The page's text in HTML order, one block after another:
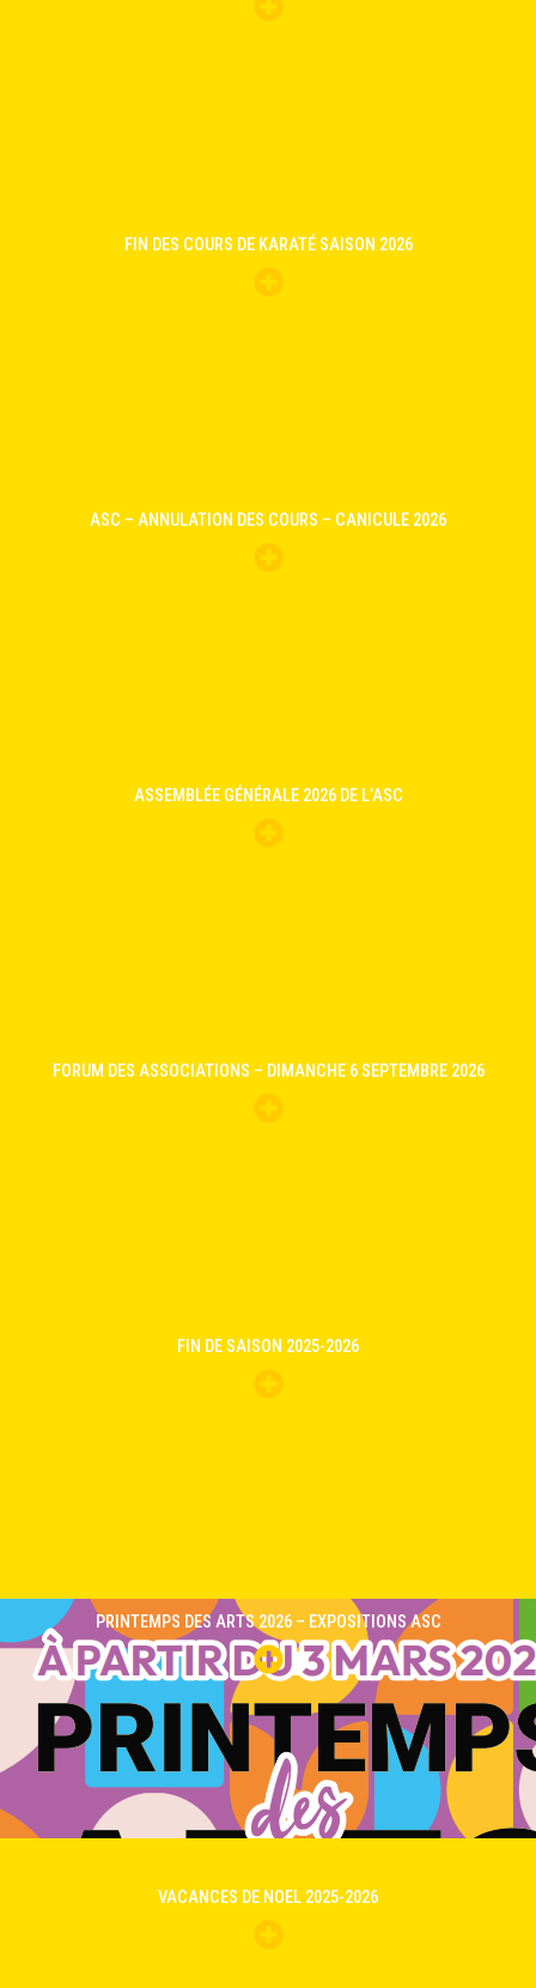
FIN DES COURS DE KARATÉ SAISON 2026
ASC – ANNULATION DES COURS – CANICULE 2026
ASSEMBLÉE GÉNÉRALE 2026 DE L’ASC
FORUM DES ASSOCIATIONS – DIMANCHE 6 SEPTEMBRE 2026
FIN DE SAISON 2025-2026
PRINTEMPS DES ARTS 2026 – EXPOSITIONS ASC
VACANCES DE NOEL 2025-2026